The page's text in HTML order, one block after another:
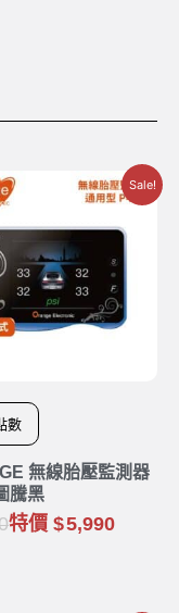
Sale!
數
無線胎壓監測器
騰黑
特價 5,990